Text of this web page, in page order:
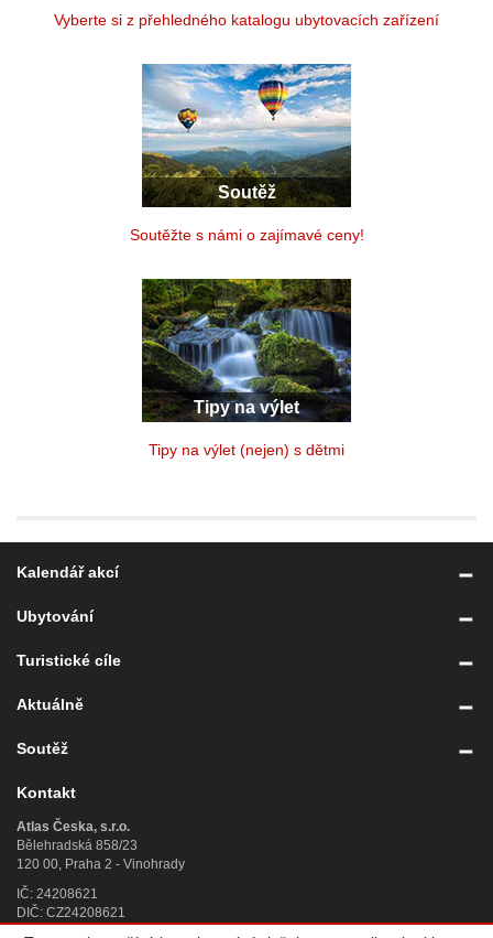
Vyberte si z přehledného katalogu ubytovacích zařízení
Soutěž
Soutěžte s námi o zajímavé ceny!
Tipy na výlet
Tipy na výlet (nejen) s dětmi
Kalendář akcí
Ubytování
Turistické cíle
Aktuálně
Soutěž
Kontakt
Atlas Česka, s.r.o.
Bělehradská 858/23
120 00, Praha 2 - Vinohrady
IČ: 24208621
DIČ: CZ24208621